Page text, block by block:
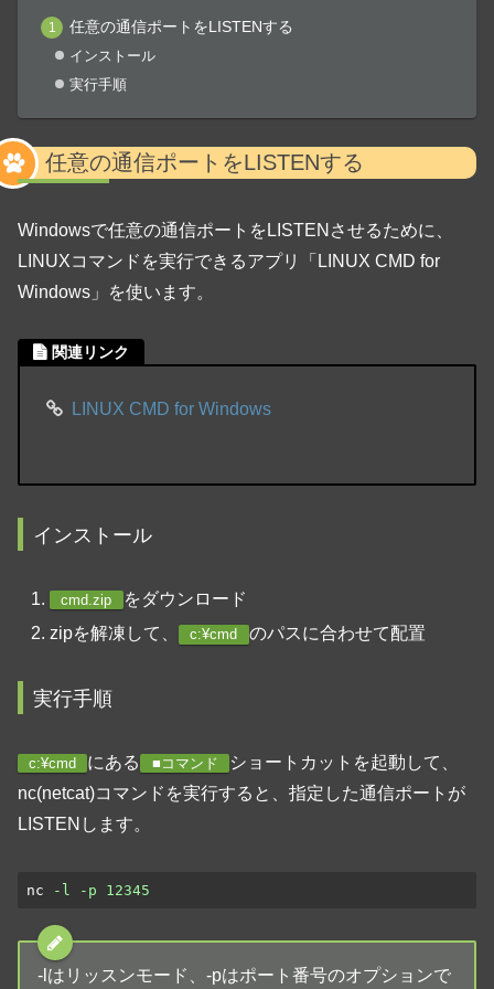
任意の通信ポートをLISTENする
インストール
実行手順
任意の通信ポートをLISTENする
Windowsで任意の通信ポートをLISTENさせるために、
LINUXコマンドを実行できるアプリ「LINUX CMD for
Windows」を使います。
関連リンク
LINUX CMD for Windows
インストール
cmd.zip
をダウンロード
zipを解凍して、
c:¥cmd のパスに合わせて配置
実行手順
c:¥cmd にある ■コマンド
ショートカットを起動して、
nc(netcat)コマンドを実行すると、指定した通信ポートが
LISTENします。
nc -l -p 12345
-lはリッスンモード、-pはポート番号のオプションで